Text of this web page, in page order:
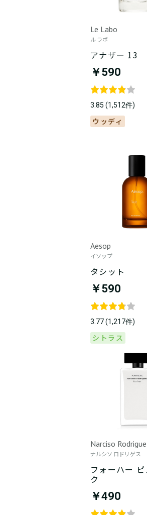
Le Labo
ル ラボ
アナザー 13
￥590
3.85 (1,512件)
ウッディ
Aesop
イソップ
タシット
￥590
3.77 (1,217件)
シトラス
Narciso
ナルシソ ロドリゲス
フォーハー
ク
￥490